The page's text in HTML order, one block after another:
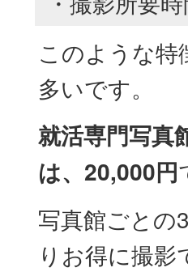
このような
多いです。
就活専門写真
は、20,000円
写真館ごとの
りお得に撮